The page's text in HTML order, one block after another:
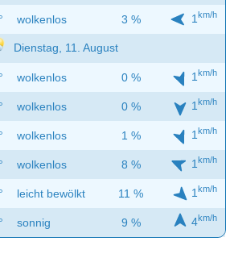
wolkenlos 3 % 1 km/h
Dienstag, 11. August
wolkenlos 0 % 1 km/h
wolkenlos 0 % 1 km/h
wolkenlos 1 % 1 km/h
wolkenlos 8 % 1 km/h
leicht bewölkt 11 % 1 km/h
sonnig 9 % 4km/h